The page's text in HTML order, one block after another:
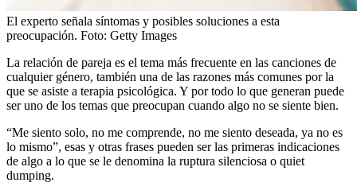
El experto señala síntomas y posibles soluciones a esta
preocupación. Foto: Getty Images
La relación de pareja es el tema más frecuente en las canciones de
cualquier género, también una de las razones más comunes por la
que se asiste a terapia psicológica. Y por todo lo que generan puede
ser uno de los temas que preocupan cuando algo no se siente bien.
“Me siento solo, no me comprende, no me siento deseada, ya no es
lo mismo”, esas y otras frases pueden ser las primeras indicaciones
de algo a lo que se le denomina la ruptura silenciosa o quiet
dumping.